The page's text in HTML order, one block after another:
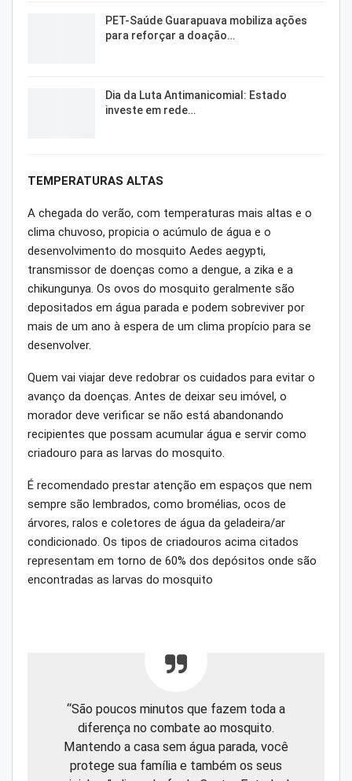
PET-Saúde Guarapuava mobiliza ações
para reforçar a doação…
Dia da Luta Antimanicomial: Estado
investe em rede…
TEMPERATURAS ALTAS
A chegada do verão, com temperaturas mais altas e o
clima chuvoso, propicia o acúmulo de água e o
desenvolvimento do mosquito Aedes aegypti,
transmissor de doenças como a dengue, a zika e a
chikungunya. Os ovos do mosquito geralmente são
depositados em água parada e podem sobreviver por
mais de um ano à espera de um clima propício para se
desenvolver.
Quem vai viajar deve redobrar os cuidados para evitar o
avanço da doenças. Antes de deixar seu imóvel, o
morador deve verificar se não está abandonando
recipientes que possam acumular água e servir como
criadouro para as larvas do mosquito.
É recomendado prestar atenção em espaços que nem
sempre são lembrados, como bromélias, ocos de
árvores, ralos e coletores de água da geladeira/ar
condicionado. Os tipos de criadouros acima citados
representam em torno de 60% dos depósitos onde são
encontradas as larvas do mosquito
“São poucos minutos que fazem toda a
diferença no combate ao mosquito.
Mantendo a casa sem água parada, você
protege sua família e também os seus